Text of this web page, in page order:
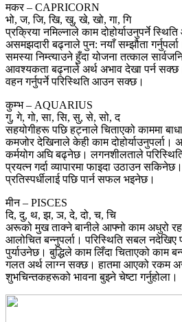
मकर – CAPRICORN
भो, ज, जि, खि, खु, खे, खो, गा, गि
प्रक्रिया नमिल्नाले काम दोहोर्याउनुपर्ने
असमझदारी बढ्नाले पुन: नयाँ सम्झौता
समस्या निम्त्याउने हुँदा योजना तत्काल
आवश्यकता बढ्नाले अर्थ अभाव देखा पर्न सक्छ।
वहन गर्नुपर्ने परिस्थिति आउन सक्छ।
कुम्भ – AQUARIUS
गु, गे, गो, सा, सि, सु, से, सो, द
सहयोगीहरू पछि हट्नाले चिताएको काममा
कमजोर देखिनाले केही काम दोहोर्याउनुपर्ला।
कर्मयोग अघि बढ्नेछ। लगनशीलताले
प्रयत्न गर्दा व्यापारमा फाइदा उठाउन
प्रतिस्पर्धीलाई पछि पार्न सफल भइनेछ।
मीन – PISCES
दि, दु, थ, झ, ञ, दे, दो, च, चि
अरूको मुख ताक्ने बानीले आफ्नो काम अधुरो
आलोचित बन्नुपर्ला। परिस्थिति सबल नदेखिए
पुर्याउनेछ। बुद्धिले काम लिँदा चिताएको काम
गलत अर्थ लाग्न सक्छ। हातमा आएको रकम
शुभचिन्तकहरूको भावना बुझ्ने चेष्टा गर्नुहोला।